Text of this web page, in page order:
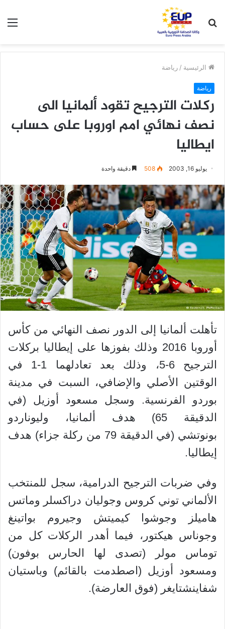
عن
الرئيسية / رياضة
رياضة
ركلات الترجيح تقود ألمانيا الى
نصف نهائي امم اوروبا على حساب
ايطاليا
يوليو 16, 2003 508 دقيقة واحدة
تأهلت ألمانيا إلى الدور نصف النهائي من كأس
أوروبا 2016 وذلك بفوزها على إيطاليا بركلات
الترجيح 6-5، وذلك بعد تعادلهما 1-1 في
الوقتين الأصلي والإضافي، السبت في مدينة
بوردو الفرنسية. وسجل مسعود أوزيل (في
الدقيقة 65) هدف ألمانيا، وليوناردو
بونوتشي (في الدقيقة 79 من ركلة جزاء) هدف
إيطاليا.
وفي ضربات الترجيح الدرامية، سجل للمنتخب
الألماني توني كروس وجوليان دراكسلر وماتس
هاميلز وجوشوا كيميتش وجيروم بواتينغ
وجوناس هيكتور، فيما أهدر الركلات كل من
توماس مولر (تصدى لها الحارس بوفون)
ومسعود أوزيل (اصطدمت بالقائم) وباستيان
شفاينشتايغر (فوق العارضة).